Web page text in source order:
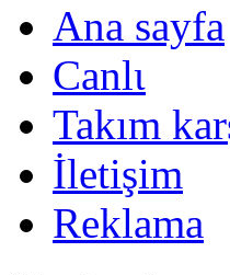
Ana sayfa
Canlι
Takım
İletişim
Reklama